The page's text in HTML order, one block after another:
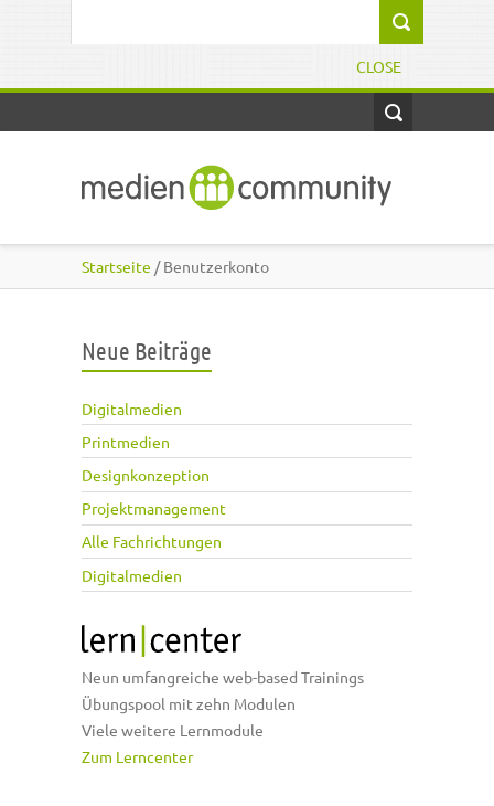
CLOSE
Startseite / Benutzerkonto
Neue Beiträge
Digitalmedien
Printmedien
Designkonzeption
Projektmanagement
Alle Fachrichtungen
Digitalmedien
Neun umfangreiche web-based Trainings
Übungspool mit zehn Modulen
Viele weitere Lernmodule
Zum Lerncenter